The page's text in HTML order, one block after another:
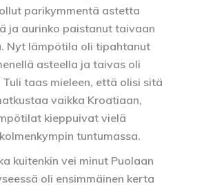
parikymmentä astetta
ja aurinko paistanut taivaan
Nyt lämpötila oli tipahtanut
asteella ja taivas oli
Tuli taas mieleen, että olisi sitä
vaikka Kroatiaan,
kieppuivat vielä
tuntumassa.
kuitenkin vei minut Puolaan
oli ensimmäinen kerta